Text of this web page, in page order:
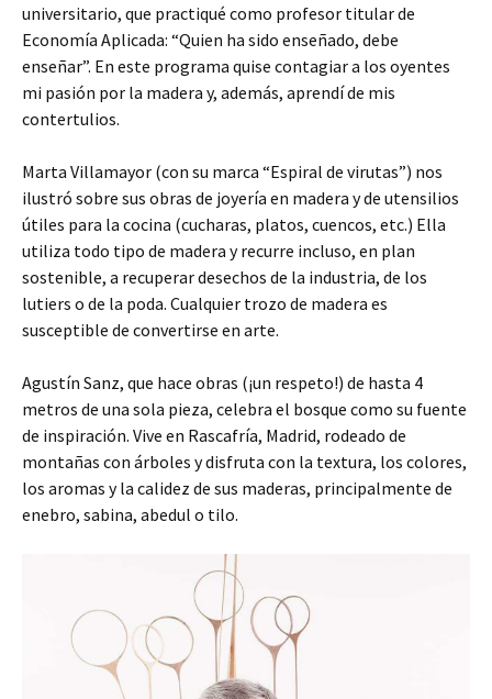
universitario, que practiqué como profesor titular de
Economía Aplicada: “Quien ha sido enseñado, debe
enseñar”. En este programa quise contagiar a los oyentes
mi pasión por la madera y, además, aprendí de mis
contertulios.
Marta Villamayor (con su marca “Espiral de virutas”) nos
ilustró sobre sus obras de joyería en madera y de utensilios
útiles para la cocina (cucharas, platos, cuencos, etc.) Ella
utiliza todo tipo de madera y recurre incluso, en plan
sostenible, a recuperar desechos de la industria, de los
lutiers o de la poda. Cualquier trozo de madera es
susceptible de convertirse en arte.
Agustín Sanz, que hace obras (¡un respeto!) de hasta 4
metros de una sola pieza, celebra el bosque como su fuente
de inspiración. Vive en Rascafría, Madrid, rodeado de
montañas con árboles y disfruta con la textura, los colores,
los aromas y la calidez de sus maderas, principalmente de
enebro, sabina, abedul o tilo.